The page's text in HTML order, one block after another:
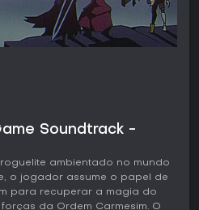
Soundtrack -
ambientado no mundo
o jogador assume o papel de
para recuperar a magia do
da Ordem Carmesim. O